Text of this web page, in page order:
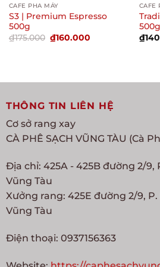
CAFE PHA MÁY
S3 | Premium Espresso
500g
₫175.000 Giá
gốc
₫160.000Giá
CAFE
500g
₫
THÔNG TIN LIÊN HỆ
Cơ sở rang xay
CÀ PHÊ SẠCH VŨNG TÀU (Cà
Địa chỉ: 425A - 425B đường 2/9,
Vũng Tàu
Xưởng rang: 425E đường 2/9, P.
Vũng Tàu
Điện thoại: 0937156363